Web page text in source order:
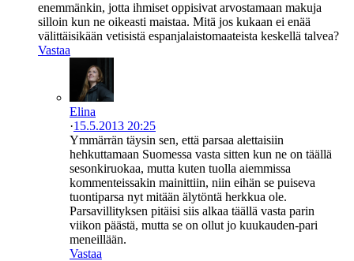
enemmänkin, jotta ihmiset oppisivat arvostamaan makuja
silloin kun ne oikeasti maistaa. Mitä jos kukaan ei enää
välittäisikään vetisistä espanjalaistomaateista keskellä talvea?
Vastaa
Elina
·15.5.2013 20:25
Ymmärrän täysin sen, että parsaa alettaisiin
hehkuttamaan Suomessa vasta sitten kun ne on täällä
sesonkiruokaa, mutta kuten tuolla aiemmissa
kommenteissakin mainittiin, niin eihän se puiseva
tuontiparsa nyt mitään älytöntä herkkua ole.
Parsavillityksen pitäisi siis alkaa täällä vasta parin
viikon päästä, mutta se on ollut jo kuukauden-pari
meneillään.
Vastaa